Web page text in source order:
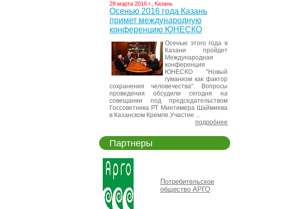
28 марта 2016 г., Казань
Осенью 2016 года Казань
примет международную
конференцию ЮНЕСКО
Осенью этого года в
Казани пройдет
Международная
конференция
ЮНЕСКО "Новый
гуманизм как фактор
сохранения человечества". Вопросы
проведения обсудили сегодня на
совещании под председательством
Госсоветника РТ Минтимера Шаймиева
в Казанском Кремле.Участие ...
подробнее
Партнеры
Потребительское
общество АРГО